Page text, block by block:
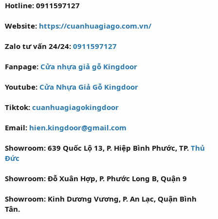
Hotline: 0911597127
Website: https://cuanhuagiago.com.vn/
Zalo tư vấn 24/24: 0911597127
Fanpage: Cửa nhựa giả gỗ Kingdoor
Youtube: Cửa Nhựa Giả Gỗ Kingdoor
Tiktok: cuanhuagiagokingdoor
Email: hien.kingdoor@gmail.com
Showroom: 639 Quốc Lộ 13, P. Hiệp Bình Phước, TP. Thủ
Đức
Showroom: Đỗ Xuân Hợp, P. Phước Long B, Quận 9
Showroom: Kinh Dương Vương, P. An Lạc, Quận Bình
Tân.